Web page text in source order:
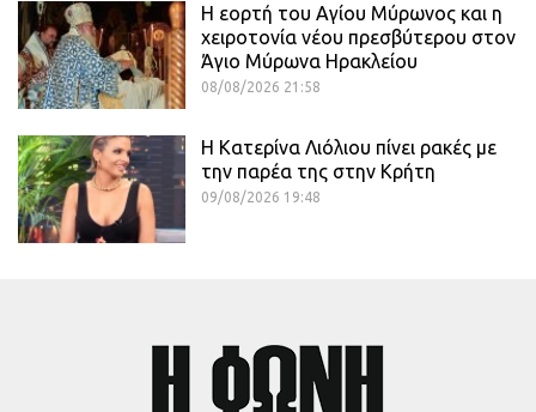
Η εορτή του Αγίου Μύρωνος και η
χειροτονία νέου πρεσβύτερου στον
Άγιο Μύρωνα Ηρακλείου
08/08/2026 21:58
Η Κατερίνα Λιόλιου πίνει ρακές με
την παρέα της στην Κρήτη
09/08/2026 19:48